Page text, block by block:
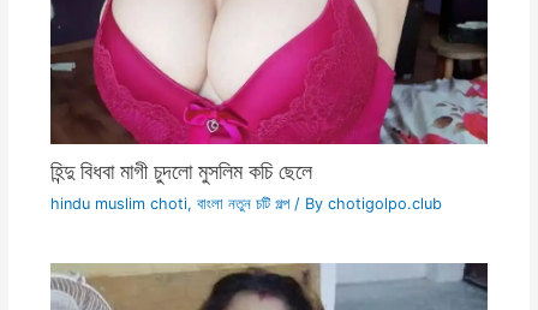
হিন্দু বিধবা মাগী চুদলো মুসলিম কচি ছেলে
hindu muslim choti, বাংলা নতুন চটি গল্প/ By chotigolpo.club